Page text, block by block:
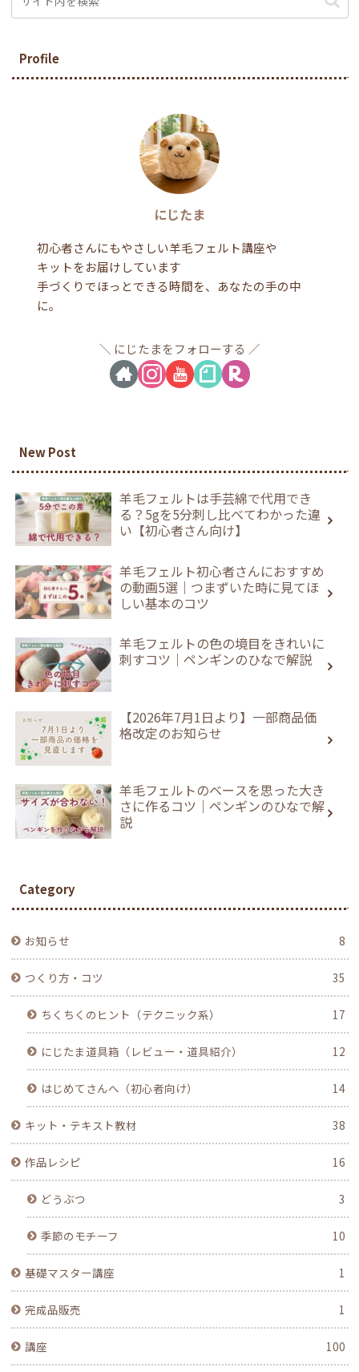
Profile
にじたま
初心者さんにもやさしい羊毛フェルト講座や
キットをお届けしています
手づくりでほっとできる時間を、あなたの手の中
に。
にじたまをフォローする
New Post
羊毛フェルトは手芸綿で代用でき
る？5gを5分刺し比べてわかった違
い【初心者さん向け】
羊毛フェルト初心者さんにおすすめ
の動画5選｜つまずいた時に見てほ
しい基本のコツ
羊毛フェルトの色の境目をきれいに
刺すコツ｜ペンギンのひなで解説
【2026年7月1日より】一部商品価
格改定のお知らせ
羊毛フェルトのベースを思った大き
さに作るコツ｜ペンギンのひなで解
説
Category
お知らせ 8
つくり方・コツ 35
ちくちくのヒント（テクニック系） 17
にじたま道具箱（レビュー・道具紹介） 12
はじめてさんへ（初心者向け） 14
キット・テキスト教材 38
作品レシピ 16
どうぶつ 3
季節のモチーフ 10
基礎マスター講座 1
完成品販売 1
講座 100